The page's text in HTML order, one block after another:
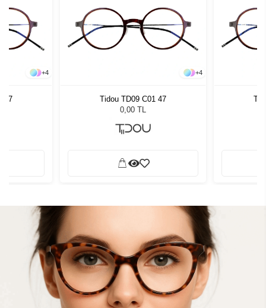
+4
47
+4
Tidou TD09 C01 47
0,00 TL